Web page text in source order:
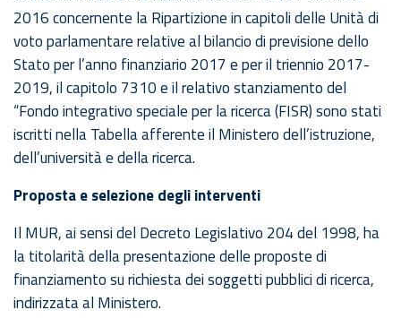
2016 concernente la Ripartizione in capitoli delle Unità di
voto parlamentare relative al bilancio di previsione dello
Stato per l’anno finanziario 2017 e per il triennio 2017-
2019, il capitolo 7310 e il relativo stanziamento del
“Fondo integrativo speciale per la ricerca (FISR) sono stati
iscritti nella Tabella afferente il Ministero dell’istruzione,
dell’università e della ricerca.
Proposta e selezione degli interventi
Il MUR, ai sensi del Decreto Legislativo 204 del 1998, ha
la titolarità della presentazione delle proposte di
finanziamento su richiesta dei soggetti pubblici di ricerca,
indirizzata al Ministero.